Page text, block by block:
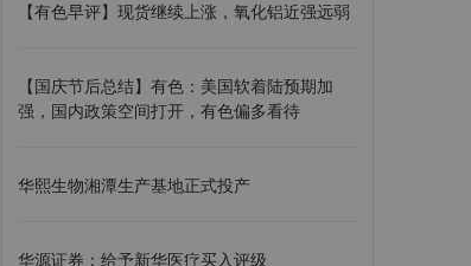
【有色早评】现货继续上涨，氧化铝近强远弱
【国庆节后总结】有色：美国软着陆预期加
强，国内政策空间打开，有色偏多看待
华熙生物湘潭生产基地正式投产
华源证券：给予新华医疗买入评级